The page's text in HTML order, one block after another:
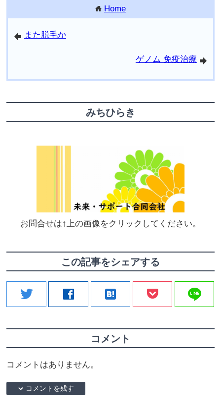
home Home
arrowleft また脱毛か
arrowright
ゲノム 免疫治療
みちひらき
お問合せは↑上の画像をクリックしてください。
この記事をシェアする
twitter facebook hatenabookmark line
コメント
コメントはありません。
down コメントを残す